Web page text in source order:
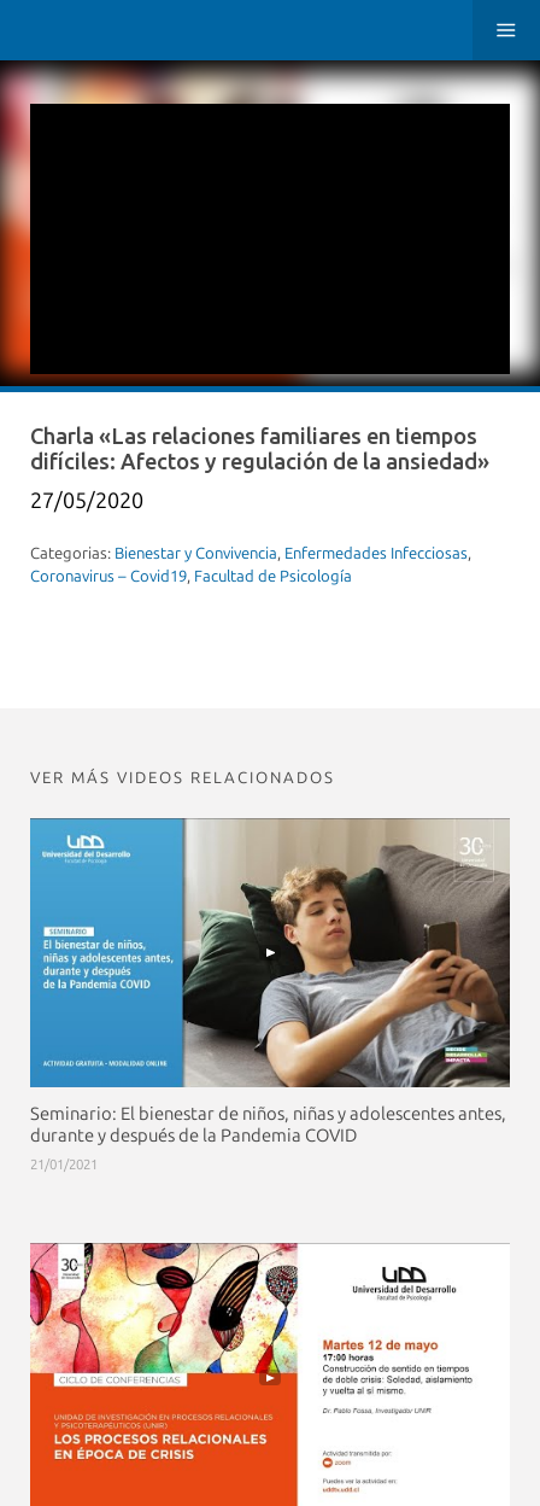
Charla «Las relaciones familiares en tiempos
difíciles: Afectos y regulación de la ansiedad»
27/05/2020
Categorias: Bienestar y Convivencia, Enfermedades Infecciosas,
Coronavirus – Covid19, Facultad de Psicología
VER MÁS VIDEOS RELACIONADOS
Seminario: El bienestar de niños, niñas y adolescentes antes,
durante y después de la Pandemia COVID
21/01/2021